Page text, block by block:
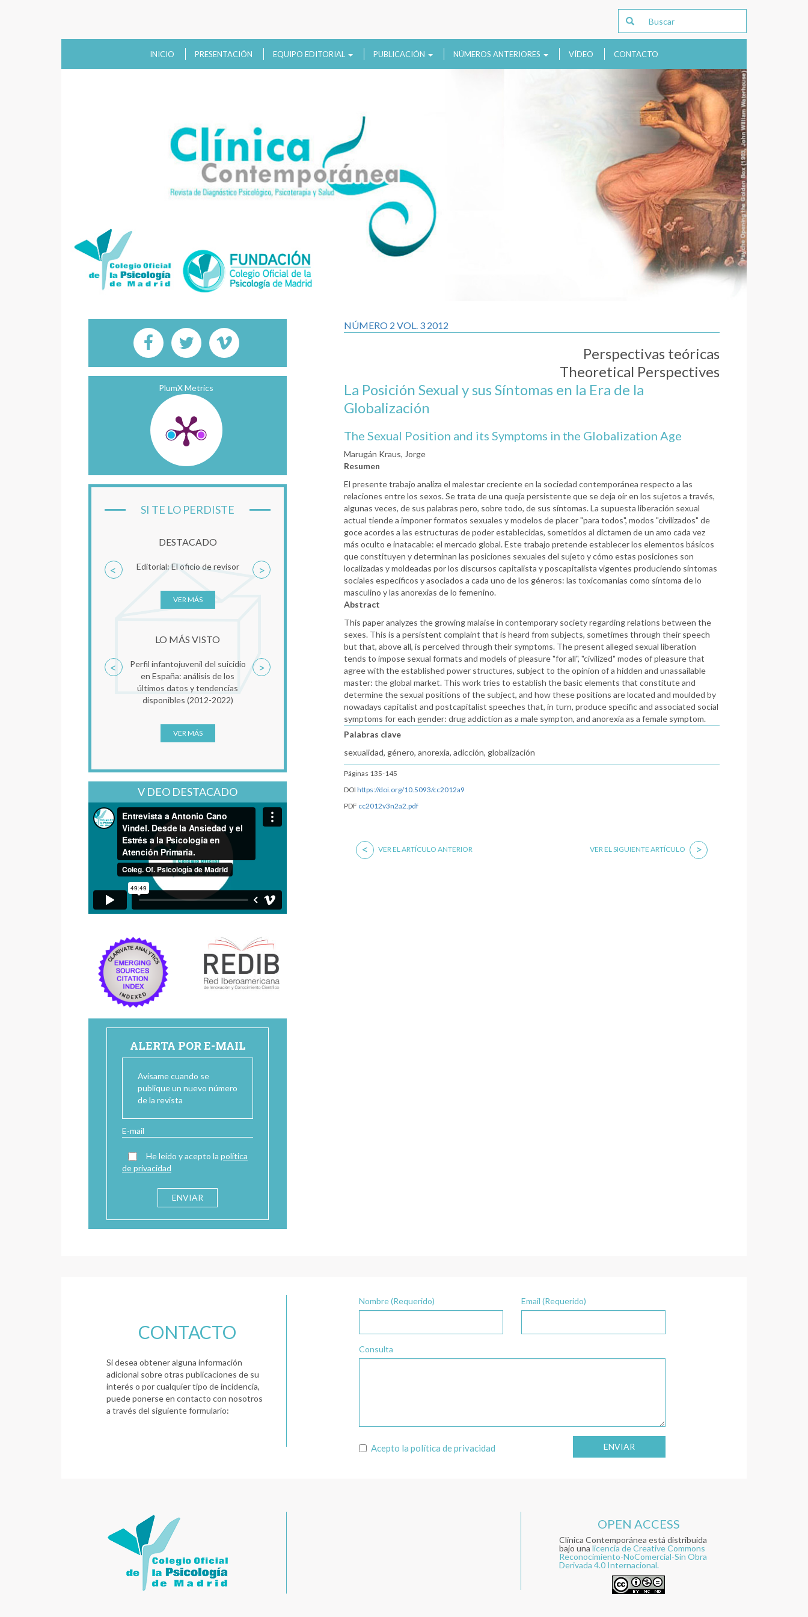
INICIO PRESENTACIÓN EQUIPO EDITORIAL PUBLICACIÓN NÚMEROS ANTERIORES VÍDEO CONTACTO
NÚMERO 2 VOL. 3 2012
Perspectivas teóricas
Theoretical Perspectives
La Posición Sexual y sus Síntomas en la Era de la
Globalización
The Sexual Position and its Symptoms in the Globalization Age
Marugán Kraus, Jorge
Resumen
El presente trabajo analiza el malestar creciente en la sociedad contemporánea respecto a las
relaciones entre los sexos. Se trata de una queja persistente que se deja oír en los sujetos a través,
algunas veces, de sus palabras pero, sobre todo, de sus síntomas. La supuesta liberación sexual
actual tiende a imponer formatos sexuales y modelos de placer "para todos", modos "civilizados" de
goce acordes a las estructuras de poder establecidas, sometidos al dictamen de un amo cada vez
más oculto e inatacable: el mercado global. Este trabajo pretende establecer los elementos básicos
que constituyen y determinan las posiciones sexuales del sujeto y cómo estas posiciones son
localizadas y moldeadas por los discursos capitalista y poscapitalista vigentes produciendo síntomas
sociales específicos y asociados a cada uno de los géneros: las toxicomanías como síntoma de lo
masculino y las anorexias de lo femenino.
Abstract
This paper analyzes the growing malaise in contemporary society regarding relations between the
sexes. This is a persistent complaint that is heard from subjects, sometimes through their speech
but that, above all, is perceived through their symptoms. The present alleged sexual liberation
tends to impose sexual formats and models of pleasure "for all", "civilized" modes of pleasure that
agree with the established power structures, subject to the opinion of a hidden and unassailable
master: the global market. This work tries to establish the basic elements that constitute and
determine the sexual positions of the subject, and how these positions are located and moulded by
nowadays capitalist and postcapitalist speeches that, in turn, produce specific and associated social
symptoms for each gender: drug addiction as a male sympton, and anorexia as a female symptom.
Palabras clave
sexualidad, género, anorexia, adicción, globalización
Páginas 135-145
DOI https://doi.org/10.5093/cc2012a9
PDF cc2012v3n2a2.pdf
< VER EL ARTÍCULO ANTERIOR VER EL SIGUIENTE ARTÍCULO >
PlumX Metrics
SI TE LO PERDISTE
DESTACADO
Editorial: El oficio de revisor
VER MÁS
< >
LO MÁS VISTO
Perfil infantojuvenil del suicidio
en España: análisis de los
últimos datos y tendencias
disponibles (2012-2022)
VER MÁS
< >
V DEO DESTACADO
ALERTA POR E-MAIL
Avísame cuando se
publique un nuevo número
de la revista
He leído y acepto la política
de privacidad
CONTACTO
Si desea obtener alguna información
adicional sobre otras publicaciones de su
interés o por cualquier tipo de incidencia,
puede ponerse en contacto con nosotros
a través del siguiente formulario:
Nombre (Requerido) Email (Requerido)
Consulta
Acepto la política de privacidad ENVIAR
OPEN ACCESS
Clínica Contemporánea está distribuida
bajo una licencia de Creative Commons
Reconocimiento-NoComercial-Sin Obra
Derivada 4.0 Internacional.